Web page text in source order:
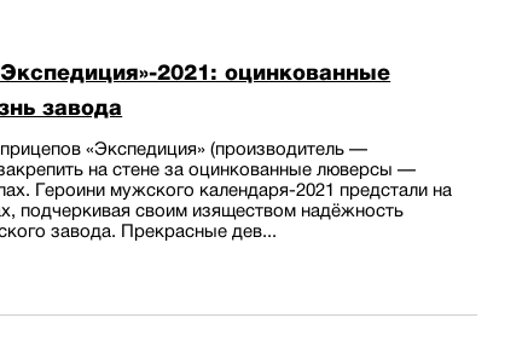
2021: оцинкованные
завода
«Экспедиция» (производитель —
на стене за оцинкованные люверсы —
Героини мужского календаря-2021 предстали на
подчеркивая своим изяществом надёжность
завода. Прекрасные дев...